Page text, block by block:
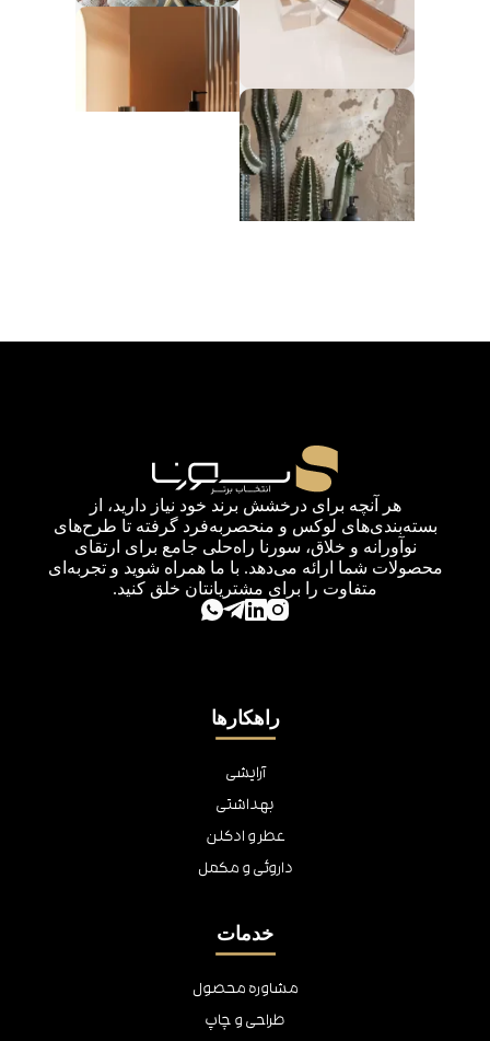
هر آنچه برای درخشش برند خود نیاز دارید، از
بسته‌بندی‌های لوکس و منحصربه‌فرد گرفته تا طرح‌های
نوآورانه و خلاق، سورنا راه‌حلی جامع برای ارتقای
محصولات شما ارائه می‌دهد. با ما همراه شوید و تجربه‌ای
متفاوت را برای مشتریانتان خلق کنید.
راهکارها
آرایشی
بهداشتی
عطر و ادکلن
داروئی و مکمل
خدمات
مشاوره محصول
طراحی و چاپ